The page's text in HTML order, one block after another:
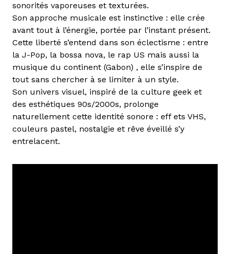
sonorités vaporeuses et texturées.
Son approche musicale est instinctive : elle crée
avant tout à l’énergie, portée par l’instant présent.
Cette liberté s’entend dans son éclectisme : entre
la J-Pop, la bossa nova, le rap US mais aussi la
musique du continent (Gabon) , elle s’inspire de
tout sans chercher à se limiter à un style.
Son univers visuel, inspiré de la culture geek et
des esthétiques 90s/2000s, prolonge
naturellement cette identité sonore : eff ets VHS,
couleurs pastel, nostalgie et rêve éveillé s’y
entrelacent.